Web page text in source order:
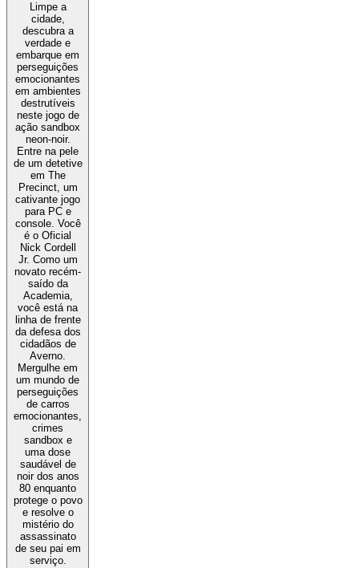
Limpe a
cidade,
descubra a
verdade e
embarque em
perseguições
emocionantes
em ambientes
destrutíveis
neste jogo de
ação sandbox
neon-noir.
Entre na pele
de um detetive
em The
Precinct, um
cativante jogo
para PC e
console. Você
é o Oficial
Nick Cordell
Jr. Como um
novato recém-
saído da
Academia,
você está na
linha de frente
da defesa dos
cidadãos de
Averno.
Mergulhe em
um mundo de
perseguições
de carros
emocionantes,
crimes
sandbox e
uma dose
saudável de
noir dos anos
80 enquanto
protege o povo
e resolve o
mistério do
assassinato
de seu pai em
serviço.